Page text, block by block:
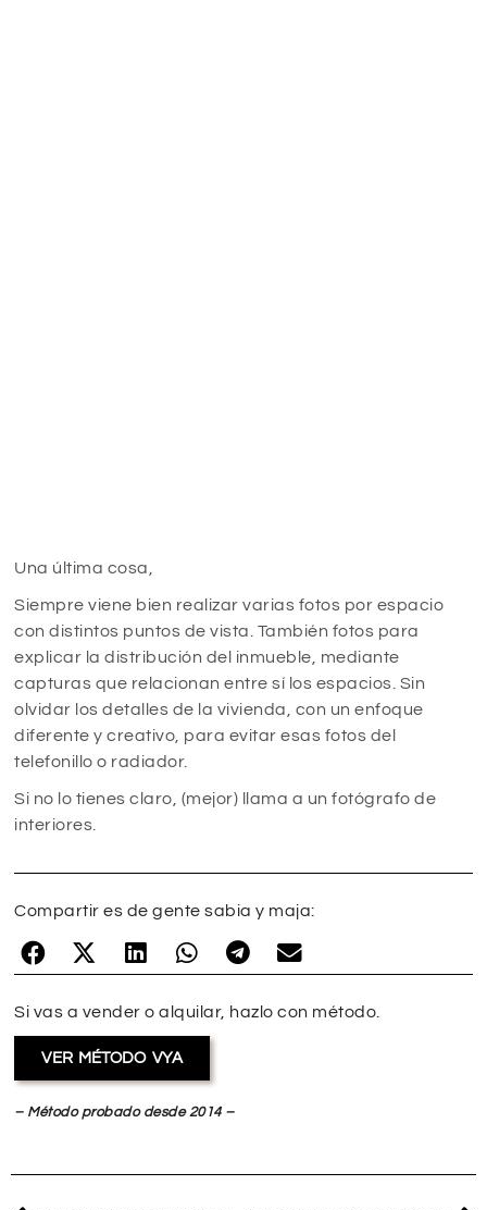
Una última cosa,
Siempre viene bien realizar varias fotos por espacio
con distintos puntos de vista. También fotos para
explicar la distribución del inmueble, mediante
capturas que relacionan entre sí los espacios. Sin
olvidar los detalles de la vivienda, con un enfoque
diferente y creativo, para evitar esas fotos del
telefonillo o radiador.
Si no lo tienes claro, (mejor) llama a un fotógrafo de
interiores.
Compartir es de gente sabia y maja:
Si vas a vender o alquilar, hazlo con método.
VER MÉTODO VYA
– Método probado desde 2014 –